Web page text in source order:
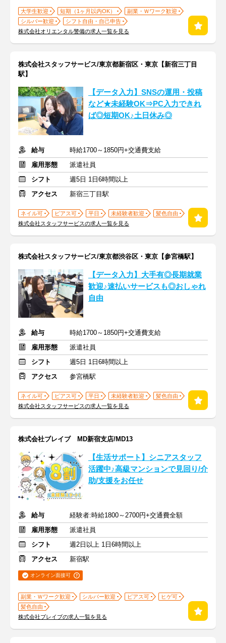
大学生歓迎 短期（1ヶ月以内OK）
副業・Ｗワーク歓迎
シルバー歓迎
シフト自由・自己申告
株式会社オリエンタル警備の求人一覧を見る
株式会社スタッフサービス/東京都新宿区・東京【新宿三丁目
駅】
【データ入力】SNSの運用・投稿
など★未経験OK⇒PC入力できれ
ば◎短期OK♪土日休み◎
給与
時給1700～1850円+交通費支給
雇用形態
派遣社員
シフト
週5日 1日6時間以上
アクセス
新宿三丁目駅
ネイル可 ピアス可 平日 未経験者歓迎
髪色自由
株式会社スタッフサービスの求人一覧を見る
株式会社スタッフサービス/東京都渋谷区・東京【参宮橋駅】
【データ入力】大手有◎長期就業
歓迎♪速払いサービスも◎おしゃれ
自由
給与
時給1700～1850円+交通費支給
雇用形態
派遣社員
シフト
週5日 1日6時間以上
アクセス
参宮橋駅
ネイル可 ピアス可 平日 未経験者歓迎
髪色自由
株式会社スタッフサービスの求人一覧を見る
株式会社ブレイブ MD新宿支店/MD13
【生活サポート】シニアスタッフ
活躍中♪高級マンションで見回り/介
助/支援をお任せ
給与
経験者:時給1800～2700円+交通費全額
雇用形態
派遣社員
シフト
週2日以上 1日6時間以上
アクセス
新宿駅
オンライン面接可
副業・Ｗワーク歓迎 シルバー歓迎 ピアス可
ヒゲ可
髪色自由
株式会社ブレイブの求人一覧を見る